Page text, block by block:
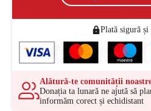
Plată sigură și
Alătură-te comunității
Donația ta lunară ne ajută să
informăm corect și echidistant